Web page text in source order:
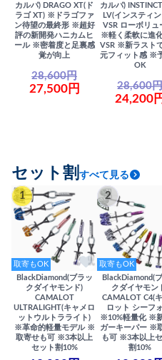
カルパ) DRAGO XT(ド
ラゴ XT) ※ドラゴファ
ン待望の最終形 ※超好
評の新開発ハニカムヒ
ール ※密着度と足裏感
覚が向上
28,600円
27,500円
カルパ)
LV(インスティン
VSR ローボリュ
※軽く柔軟に進
VSR ※新ラスト
元フィット感 ※
OK
28,600円
24,200
セット割 すべて見る
1
取寄もOK
BlackDiamond(ブラッ
クダイヤモンド)
CAMALOT
ULTRALIGHT(キャメロ
ットウルトラライト)
※革命的軽量モデル ※
取寄せも可 ※3本以上
セット割10%
2
取寄もOK
BlackDiamond(
クダイヤモン
CAMALOT C4(
ロット シーフ
※10%軽量化 ※
ガーキーパー ※
も可 ※3本以上
割10%